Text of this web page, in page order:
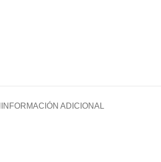
INFORMACIÓN ADICIONAL